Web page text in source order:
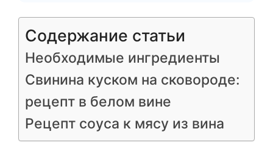
Содержание статьи
Необходимые ингредиенты
Свинина куском на сковороде:
рецепт в белом вине
Рецепт соуса к мясу из вина